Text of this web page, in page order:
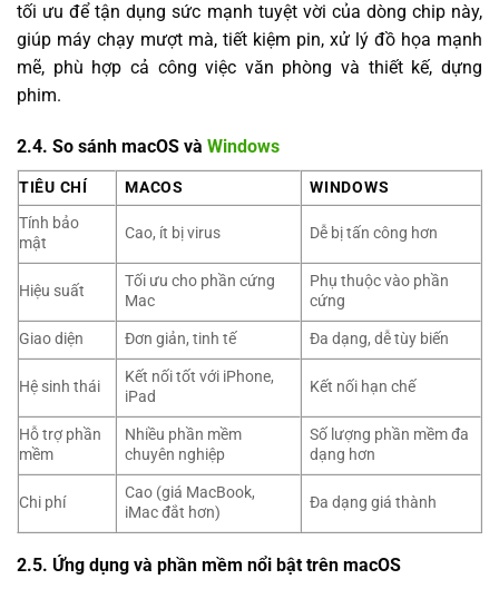
tối ưu để tận dụng sức mạnh tuyệt vời của dòng chip này,
giúp máy chạy mượt mà, tiết kiệm pin, xử lý đồ họa mạnh
mẽ, phù hợp cả công việc văn phòng và thiết kế, dựng
phim.
2.4. So sánh macOS và Windows
TIÊU CHÍ MACOS
WINDOWS
Tính bảo
mật
Cao, ít bị virus Dễ bị tấn công hơn
Hiệu suất
Tối ưu cho phần cứng
Mac
Phụ thuộc vào phần
cứng
Giao diện
Đơn giản, tinh tế Đa dạng, dễ tùy biến
Hệ sinh thái
Kết nối tốt với iPhone,
iPad
Kết nối hạn chế
Hỗ trợ phần
mềm
Nhiều phần mềm
chuyên nghiệp
Số lượng phần mềm đa
dạng hơn
Chi phí
Cao (giá MacBook,
iMac đắt hơn)
Đa dạng giá thành
2.5. Ứng dụng và phần mềm nổi bật trên macOS